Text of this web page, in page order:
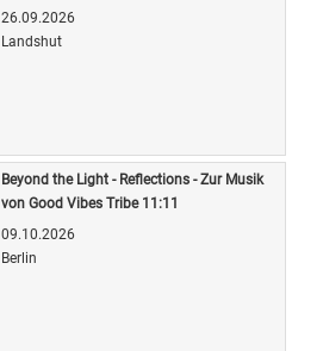
26.09.2026
Landshut
Beyond the Light - Reflections - Zur Musik
von Good Vibes Tribe 11:11
09.10.2026
Berlin